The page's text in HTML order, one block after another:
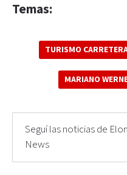
Temas:
TURISMO
MARIANO
Seguí las noticias de
News